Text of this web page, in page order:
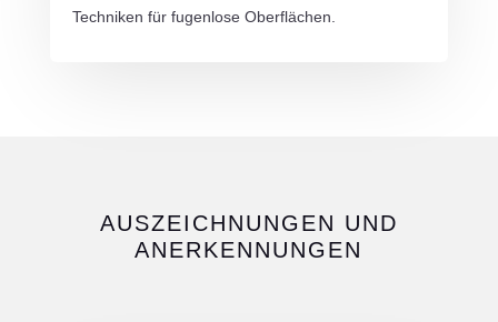
Techniken für fugenlose Oberflächen.
AUSZEICHNUNGEN UND
ANERKENNUNGEN